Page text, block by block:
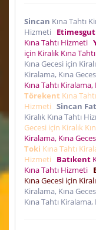
Sincan Kına Tahtı
Hizmeti
Etimesgut
Kına Tahtı Hizmeti
için Kiralık Kına
Kına Gecesi için
Kiralama, Kına
Kına Tahtı
Törekent Kına
Hizmeti Sincan
Kiralık Kına Tahtı
Gecesi için Kiralık
Kiralama, Kına
Toki Kına Tahtı
Hizmeti
Batıkent
Kına Tahtı Hizmeti
Kına Gecesi için
Kiralama, Kına
Kına Tahtı